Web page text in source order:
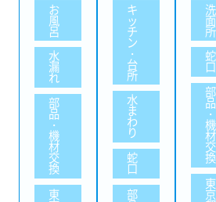
お
風
呂
水
漏
れ
部
品
・
機
材
交
換
東
キ
ッ
チ
ン
・
台
所
水
ま
わ
り
蛇
口
部
洗
面
所
蛇
口
部
品
・
機
材
交
換
東
京